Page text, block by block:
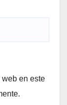
web en este